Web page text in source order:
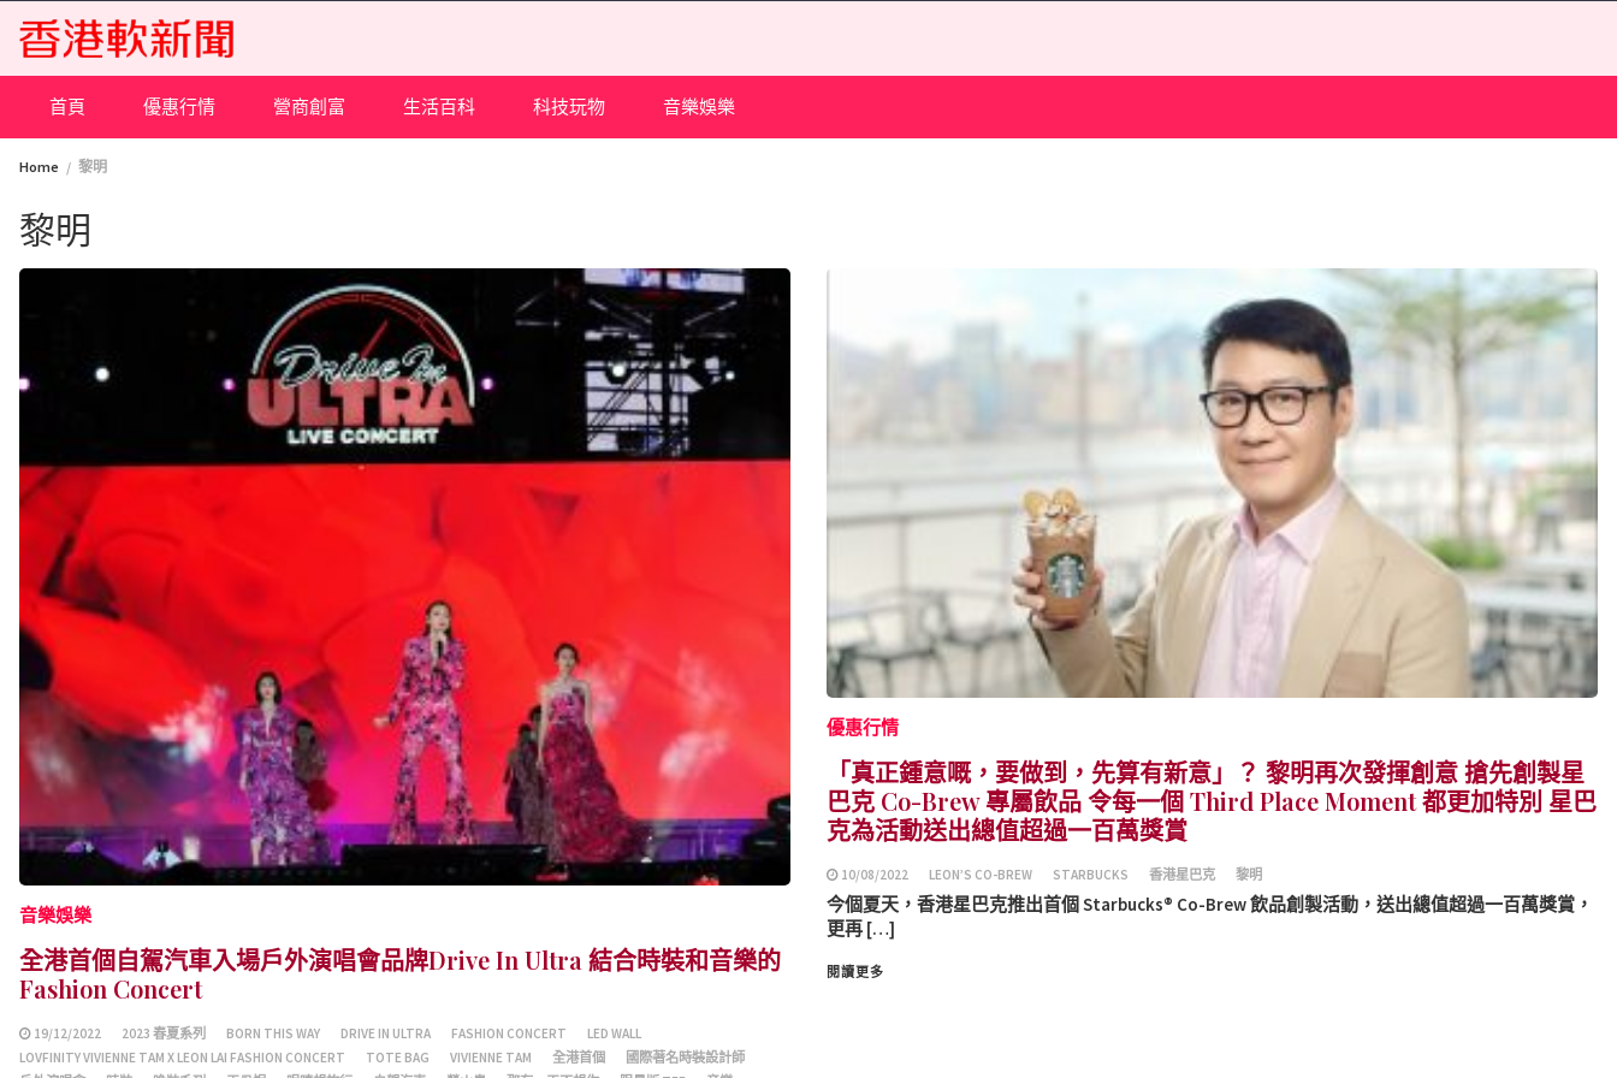
content
首頁 優惠行情 營商創富 生活百科 科技玩物 音樂娛樂
Home 黎明
黎明
音樂娛樂
全港首個自駕汽車入場戶外演唱會品牌Drive In Ultra 結合時裝和音樂的
Fashion Concert
19/12/2022 2023 春夏系列 BORN THIS WAY DRIVE IN ULTRA FASHION CONCERT
LED WALL
LOVFINITY VIVIENNE TAM X LEON LAI FASHION CONCERT
TOTE BAG VIVIENNE TAM 全港首個
國際著名時裝設計師
優惠行情
「真正鍾意嘅，要做到，先算有新意」？ 黎明再次發揮創意 搶先創製星
巴克 Co-Brew 專屬飲品 令每一個 Third Place Moment 都更加特別 星巴
克為活動送出總值超過一百萬獎賞
10/08/2022 LEON’S CO-BREW STARBUCKS 香港星巴克 黎明
今個夏天，香港星巴克推出首個 Starbucks® Co-Brew 飲品創製活動，送出總值超過一百萬獎賞，
更再 […]
閱讀更多